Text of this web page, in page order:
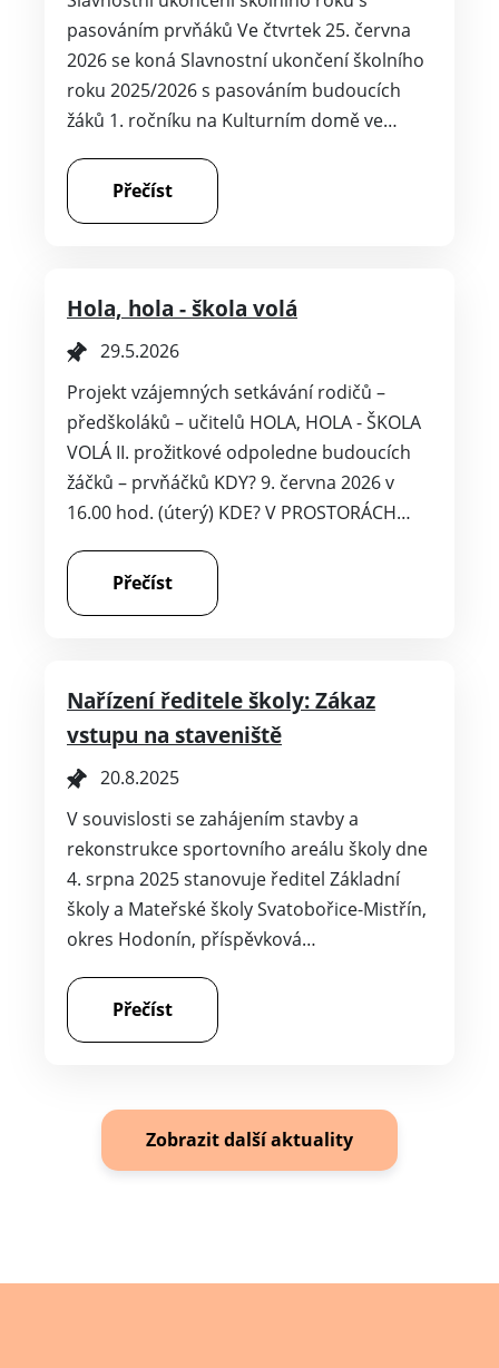
pasováním prvňáků Ve čtvrtek 25. června
2026 se koná Slavnostní ukončení školního
roku 2025/2026 s pasováním budoucích
žáků 1. ročníku na Kulturním domě ve…
Přečíst
Hola, hola - škola volá
29.5.2026
Projekt vzájemných setkávání rodičů –
předškoláků – učitelů HOLA, HOLA - ŠKOLA
VOLÁ II. prožitkové odpoledne budoucích
žáčků – prvňáčků KDY? 9. června 2026 v
16.00 hod. (úterý) KDE? V PROSTORÁCH…
Přečíst
Nařízení ředitele školy: Zákaz
vstupu na staveniště
20.8.2025
V souvislosti se zahájením stavby a
rekonstrukce sportovního areálu školy dne
4. srpna 2025 stanovuje ředitel Základní
školy a Mateřské školy Svatobořice-Mistřín,
okres Hodonín, příspěvková…
Přečíst
Zobrazit další aktuality